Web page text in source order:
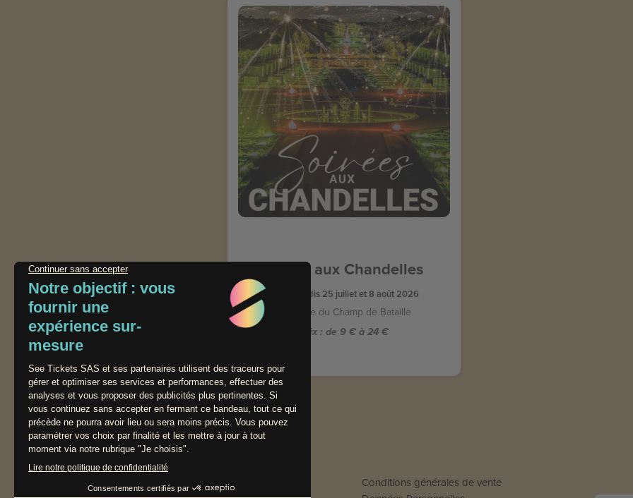
Soirée aux Chandelles
Les samedis 25 juillet et 8 août 2026
Domaine du Champ de Bataille
Prix : de 9 € à 24
Contact / Assistance
Conditions générales de vente